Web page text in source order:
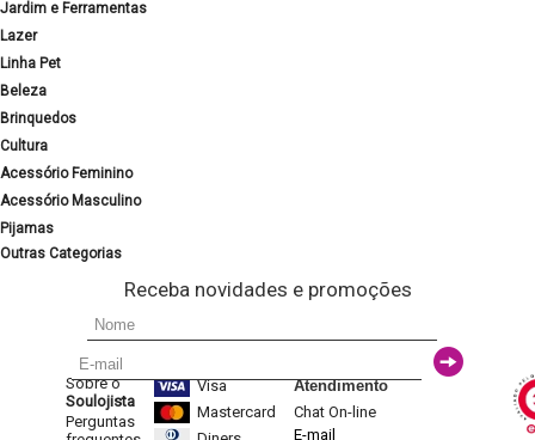
Jardim e Ferramentas
Lazer
Linha Pet
Beleza
Brinquedos
Cultura
Acessório Feminino
Acessório Masculino
Pijamas
Outras Categorias
Receba novidades e promoções
Sobre o
Soulojista
Perguntas
Visa
Mastercard
Atendimento
Chat On-line
E-mail